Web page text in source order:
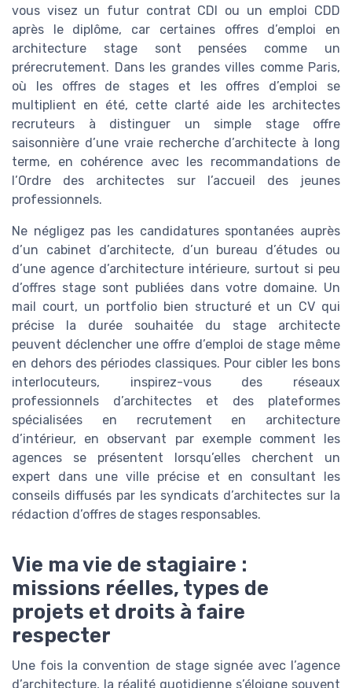
vous visez un futur contrat CDI ou un emploi CDD
après le diplôme, car certaines offres d’emploi en
architecture stage sont pensées comme un
prérecrutement. Dans les grandes villes comme Paris,
où les offres de stages et les offres d’emploi se
multiplient en été, cette clarté aide les architectes
recruteurs à distinguer un simple stage offre
saisonnière d’une vraie recherche d’architecte à long
terme, en cohérence avec les recommandations de
l’Ordre des architectes sur l’accueil des jeunes
professionnels.
Ne négligez pas les candidatures spontanées auprès
d’un cabinet d’architecte, d’un bureau d’études ou
d’une agence d’architecture intérieure, surtout si peu
d’offres stage sont publiées dans votre domaine. Un
mail court, un portfolio bien structuré et un CV qui
précise la durée souhaitée du stage architecte
peuvent déclencher une offre d’emploi de stage même
en dehors des périodes classiques. Pour cibler les bons
interlocuteurs, inspirez-vous des réseaux
professionnels d’architectes et des plateformes
spécialisées en recrutement en architecture
d’intérieur, en observant par exemple comment les
agences se présentent lorsqu’elles cherchent un
expert dans une ville précise et en consultant les
conseils diffusés par les syndicats d’architectes sur la
rédaction d’offres de stages responsables.
Vie ma vie de stagiaire :
missions réelles, types de
projets et droits à faire
respecter
Une fois la convention de stage signée avec l’agence
d’architecture, la réalité quotidienne s’éloigne souvent